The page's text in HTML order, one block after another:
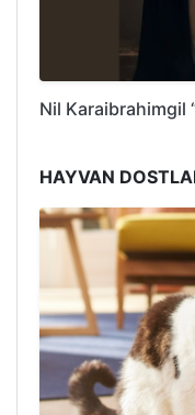
Nil Karaibrahimgil
HAYVAN